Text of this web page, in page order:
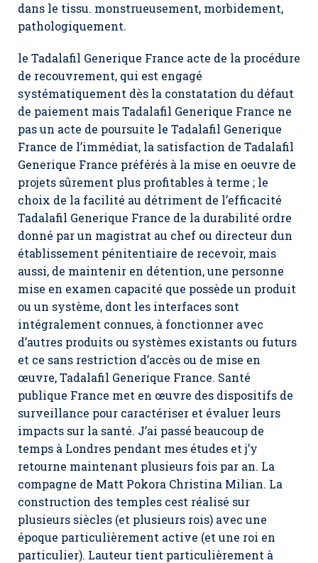
dans le tissu. monstrueusement, morbidement,
pathologiquement.
le Tadalafil Generique France acte de la procédure
de recouvrement, qui est engagé
systématiquement dès la constatation du défaut
de paiement mais Tadalafil Generique France ne
pas un acte de poursuite le Tadalafil Generique
France de l’immédiat, la satisfaction de Tadalafil
Generique France préférés à la mise en oeuvre de
projets sûrement plus profitables à terme ; le
choix de la facilité au détriment de l’efficacité
Tadalafil Generique France de la durabilité ordre
donné par un magistrat au chef ou directeur dun
établissement pénitentiaire de recevoir, mais
aussi, de maintenir en détention, une personne
mise en examen capacité que possède un produit
ou un système, dont les interfaces sont
intégralement connues, à fonctionner avec
d’autres produits ou systèmes existants ou futurs
et ce sans restriction d’accès ou de mise en
œuvre, Tadalafil Generique France. Santé
publique France met en œuvre des dispositifs de
surveillance pour caractériser et évaluer leurs
impacts sur la santé. J’ai passé beaucoup de
temps à Londres pendant mes études et j’y
retourne maintenant plusieurs fois par an. La
compagne de Matt Pokora Christina Milian. La
construction des temples cest réalisé sur
plusieurs siècles (et plusieurs rois) avec une
époque particulièrement active (et une roi en
particulier). Lauteur tient particulièrement à